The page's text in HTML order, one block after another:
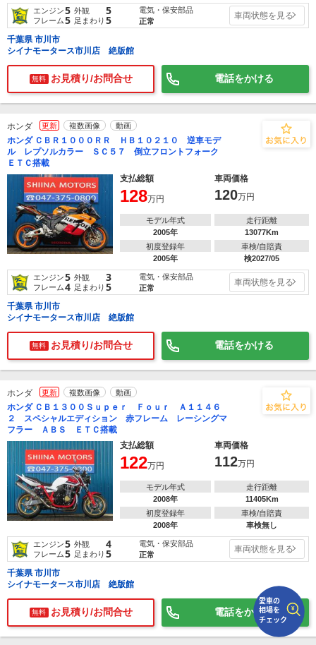
エンジン5 外観 5
フレーム5 足まわり 5
電気・保安部品
正常
車両状態を見る
千葉県 市川市
シイナモータース市川店 絶版館
無料 お見積り/お問合せ 電話をかける
ホンダ 更新 複数画像 動画
ホンダ ＣＢＲ１０００ＲＲ ＨＢ１０２１０ 逆車モデ
ル レプソルカラー ＳＣ５７ 倒立フロントフォーク
ＥＴＣ搭載
支払総額
車両価格
128万円 120万円
モデル年式
2005年
走行距離
13077Km
初度登録年
2005年
車検/自賠責
検2027/05
エンジン5 外観 3
フレーム4 足まわり 5
電気・保安部品
正常
車両状態を見る
千葉県 市川市
シイナモータース市川店 絶版館
無料 お見積り/お問合せ 電話をかける
ホンダ 更新 複数画像 動画
ホンダ ＣＢ１３００Ｓｕｐｅｒ Ｆｏｕｒ Ａ１１４６
２ スペシャルエディション 赤フレーム レーシングマ
フラー ＡＢＳ ＥＴＣ搭載
支払総額
車両価格
122万円 112万円
モデル年式
2008年
走行距離
11405Km
初度登録年
2008年
車検/自賠責
車検無し
エンジン5 外観 4
フレーム5 足まわり 5
電気・保安部品
正常
車両状態を見る
千葉県 市川市
シイナモータース市川店 絶版館
無料 お見積り/お問合せ 電話をかける
で相場をチェック！
車種選択するだけ、かんたん相場検索
まずはメーカーを選択する
車種
型式(任意)
走行距離(任意)